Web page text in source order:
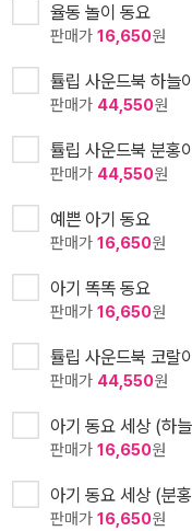
율동 놀이 동요
판매가 16,650원
튤립 사운드북 하늘
판매가 44,550원
튤립 사운드북 분홍
판매가 44,550원
예쁜 아기 동요
판매가 16,650원
아기 똑똑 동요
판매가 16,650원
튤립 사운드북 코랄
판매가 44,550원
아기 동요 세상 (하
판매가 16,650원
아기 동요 세상 (분
판매가 16,650원